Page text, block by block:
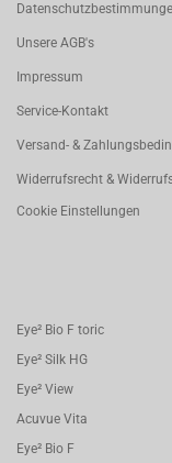
Unsere AGB's
Impressum
Service-Kontakt
Versand- &
Widerrufsrecht &
Cookie Einstellungen
Eye² Bio F toric
Eye² Silk HG
Eye² View
Acuvue Vita
Eye² Bio F